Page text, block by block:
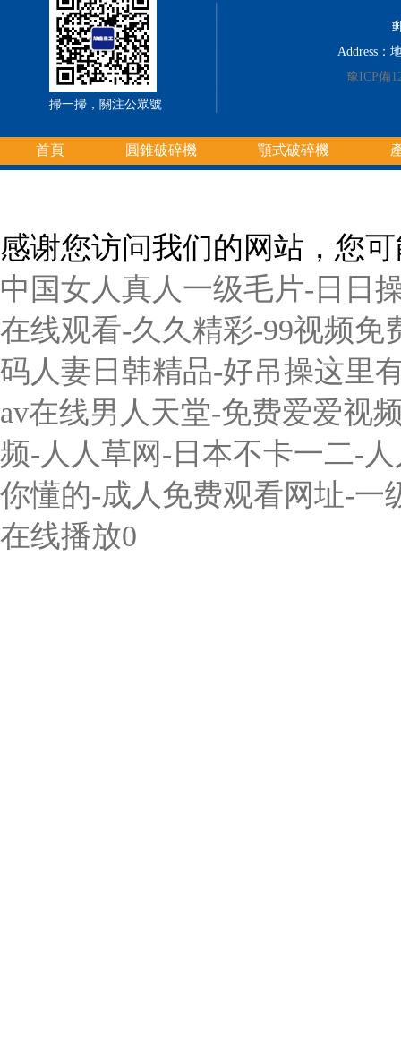
掃一掃，關注公眾號
Address：
豫ICP備
首頁 圓錐破碎機 顎式破碎機
感谢您访问我们的网站，您
中国女人真人一级毛片-日日
在线观看-久久精彩-99视频免
码人妻日韩精品-好吊操这里
av在线男人天堂-免费爱爱视
频-人人草网-日本不卡一二-
你懂的-成人免费观看网址-一
在线播放0